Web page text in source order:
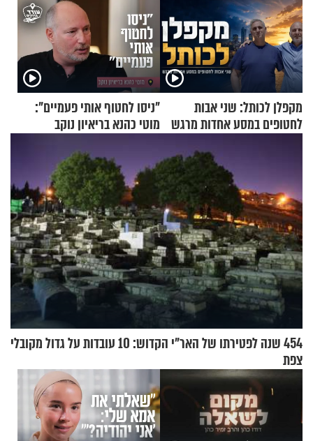
מקפלן לכותל: שני אבות
לחטופים במסע אחדות מרגש
"ניסו לחטוף אותי פעמיים":
מוטי כהנא בריאיון נוקב
454 שנה לפטירתו של האר"י הקדוש: 10 עובדות על גדול מקובלי
צפת